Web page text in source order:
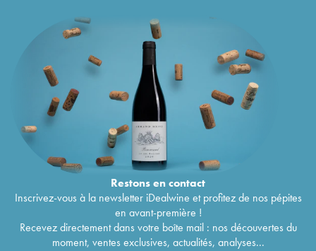
Restons encontact
Inscrivez-vous à la newsletter iDealwine et profitez de nos pépites
en avant-première !
Recevez directement dans votre boîte mail : nos découvertes du
moment, ventes exclusives, actualités, analyses...